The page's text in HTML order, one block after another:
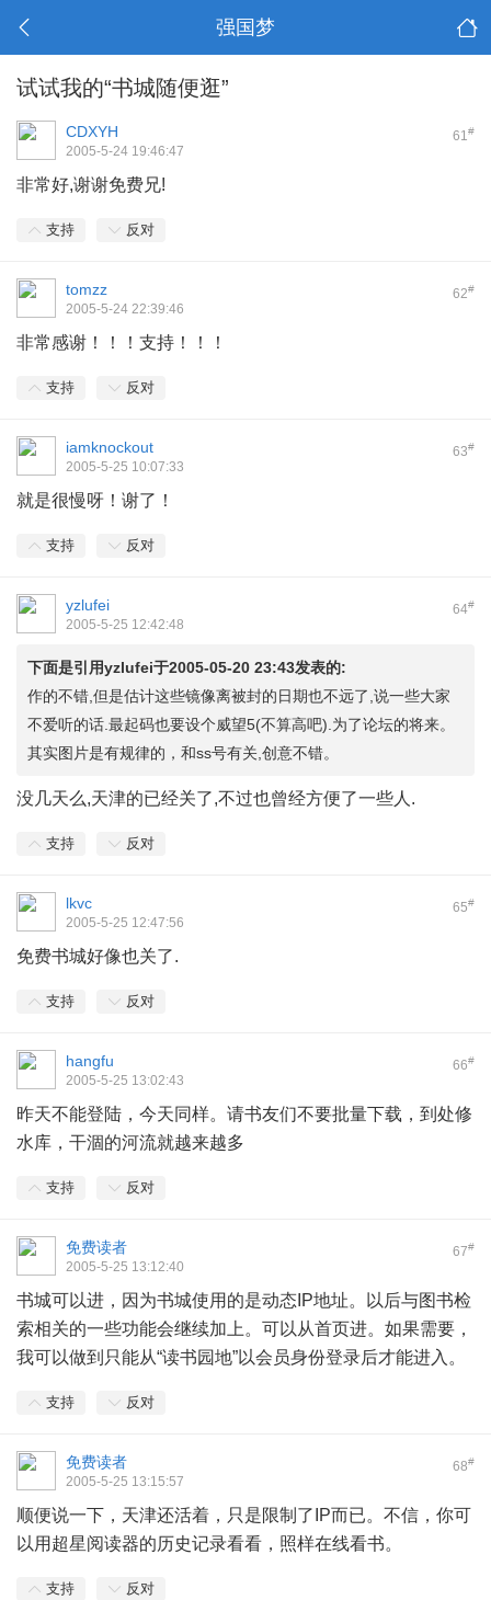
强国梦
试试我的“书城随便逛”
61#
CDXYH
2005-5-24 19:46:47
非常好,谢谢免费兄!
支持 反对
62#
tomzz
2005-5-24 22:39:46
非常感谢！！！支持！！！
支持 反对
63#
iamknockout
2005-5-25 10:07:33
就是很慢呀！谢了！
支持 反对
64#
yzlufei
2005-5-25 12:42:48
下面是引用yzlufei于2005-05-20 23:43发表的:
作的不错,但是估计这些镜像离被封的日期也不远了,说一些大家
不爱听的话.最起码也要设个威望5(不算高吧).为了论坛的将来。
其实图片是有规律的，和ss号有关,创意不错。
没几天么,天津的已经关了,不过也曾经方便了一些人.
支持 反对
65#
lkvc
2005-5-25 12:47:56
免费书城好像也关了.
支持 反对
66#
hangfu
2005-5-25 13:02:43
昨天不能登陆，今天同样。请书友们不要批量下载，到处修
水库，干涸的河流就越来越多
支持 反对
67#
免费读者
2005-5-25 13:12:40
书城可以进，因为书城使用的是动态IP地址。以后与图书检
索相关的一些功能会继续加上。可以从首页进。如果需要，
我可以做到只能从“读书园地”以会员身份登录后才能进入。
支持 反对
68#
免费读者
2005-5-25 13:15:57
顺便说一下，天津还活着，只是限制了IP而已。不信，你可
以用超星阅读器的历史记录看看，照样在线看书。
支持 反对